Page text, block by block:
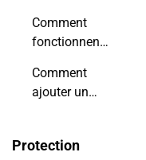
application
mobile
flipbook ?
Comment
fonctionnent
notifications
push ?
Comment
ajouter un
Shopify ?
Protection